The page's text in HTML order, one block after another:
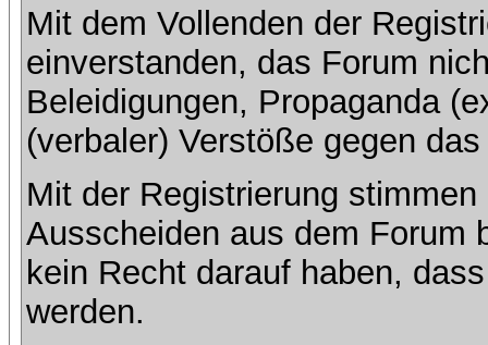
Mit dem Vollenden der
einverstanden, das Forum
Beleidigungen, Propaganda
(verbaler) Verstöße gegen
Mit der Registrierung
Ausscheiden aus dem Forum
kein Recht darauf haben,
werden.